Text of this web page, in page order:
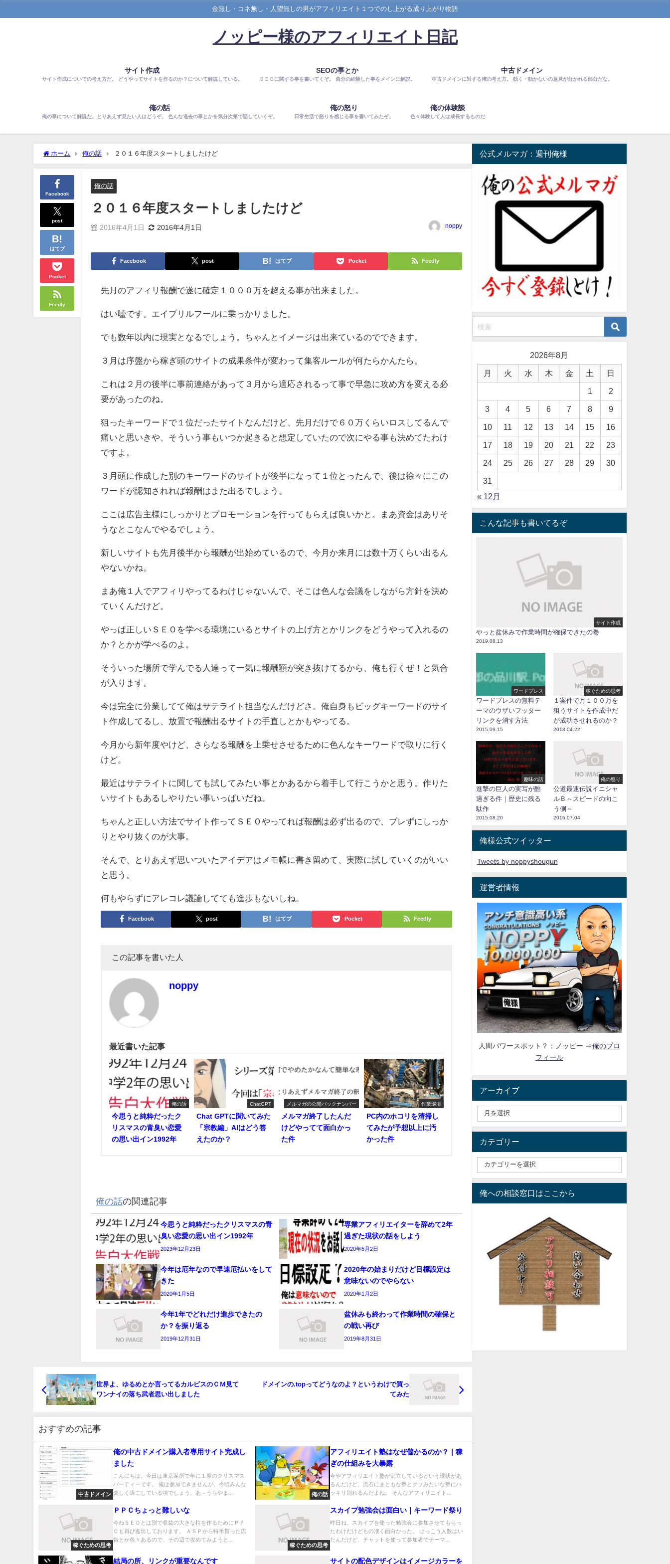
金無し・コネ無し・人望無しの男がアフィリエイト１つでのし上がる成り上がり物語
ノッピー様のアフィリエイト日記
サイト作成
サイト作成についての考え方だ。 どうやってサイトを作るのか？について解説している。
SEOの事とか
ＳＥＯに関する事を書いてくぞ。 自分の経験した事をメインに解説。
中古ドメイン
中古ドメインに対する俺の考え方。 効く・効かないの意見が分かれる部分だな。
俺の話
俺の事について解説だ。とりあえず見たい人はどうぞ。 色んな過去の事とかを気分次第で話していくぞ。
俺の怒り
日常生活で怒りを感じる事を書いてみたぞ。
俺の体験談
色々体験して人は成長するものだ
ホーム 俺の話 ２０１６年度スタートしましたけど
Facebook
post
はてブ
Pocket
Feedly
俺の話
２０１６年度スタートしましたけど
2016年4月1日 2016年4月1日 noppy
Facebook post はてブ Pocket Feedly
先月のアフィリ報酬で遂に確定１０００万を超える事が出来ました。
はい嘘です。エイプリルフールに乗っかりました。
でも数年以内に現実となるでしょう。ちゃんとイメージは出来ているのでできます。
３月は序盤から稼ぎ頭のサイトの成果条件が変わって集客ルールが何たらかんたら。
これは２月の後半に事前連絡があって３月から適応されるって事で早急に攻め方を変える必
要があったのね。
狙ったキーワードで１位だったサイトなんだけど、先月だけで６０万くらいロスしてるんで
痛いと思いきや、そういう事もいつか起きると想定していたので次にやる事も決めてたわけ
ですよ。
３月頭に作成した別のキーワードのサイトが後半になって１位とったんで、後は徐々にこの
ワードが認知されれば報酬はまた出るでしょう。
ここは広告主様にしっかりとプロモーションを行ってもらえば良いかと。まあ資金はありそ
うなとこなんでやるでしょう。
新しいサイトも先月後半から報酬が出始めているので、今月か来月には数十万くらい出るん
やないかね。
まあ俺１人でアフィリやってるわけじゃないんで、そこは色んな会議をしながら方針を決め
ていくんだけど。
やっぱ正しいＳＥＯを学べる環境にいるとサイトの上げ方とかリンクをどうやって入れるの
か？とかが学べるのよ。
そういった場所で学んでる人達って一気に報酬額が突き抜けてるから、俺も行くぜ！と気合
が入ります。
今は完全に分業してて俺はサテライト担当なんだけどさ。俺自身もビッグキーワードのサイ
ト作成してるし、放置で報酬出るサイトの手直しとかもやってる。
今月から新年度やけど、さらなる報酬を上乗せさせるために色んなキーワードで取りに行く
けど。
最近はサテライトに関しても試してみたい事とかあるから着手して行こうかと思う。作りた
いサイトもあるしやりたい事いっぱいだね。
ちゃんと正しい方法でサイト作ってＳＥＯやってれば報酬は必ず出るので、ブレずにしっか
りとやり抜くのが大事。
そんで、とりあえず思いついたアイデアはメモ帳に書き留めて、実際に試していくのがいい
と思う。
何もやらずにアレコレ議論してても進歩もないしね。
Facebook post はてブ Pocket Feedly
この記事を書いた人
noppy
最近書いた記事
俺の話
今思うと純粋だったク
リスマスの青臭い恋愛
の思い出イン1992年
ChatGPT
Chat GPTに聞いてみた
「宗教編」AIはどう答
えたのか？
メルマガの公開バックナンバー
メルマガ終了したんだ
けどやってて面白かっ
た件
作業環境
PC内のホコリを清掃し
てみたが予想以上に汚
かった件
俺の話の関連記事
今思うと純粋だったクリスマスの青
臭い恋愛の思い出イン1992年
2023年12月23日
専業アフィリエイターを辞めて2年
過ぎた現状の話をしよう
2020年5月2日
今年は厄年なので早速厄払いをして
きた
2020年1月5日
2020年の始まりだけど目標設定は
意味ないのでやらない
2020年1月2日
今年1年でどれだけ進歩できたの
か？を振り返る
2019年12月31日
盆休みも終わって作業時間の確保と
の戦い再び
2019年8月31日
世界よ、ゆるめとか言ってるカルピスのＣＭ見て
ワンナイの落ち武者思い出しました
ドメインの.topってどうなのよ？というわけで買っ
てみた
おすすめの記事
中古ドメイン
俺の中古ドメイン購入者専用サイト完成し
ました
こんにちは。今日は東京某所で年に１度のクリスマス
パーティーです。 俺は参加できませんが、今頃みんな
楽しく過ごしている頃でしょう。あ～うらやま...
俺の話
アフィリエイト塾はなぜ儲かるのか？｜稼
ぎの仕組みを大暴露
今やアフィリエイト塾が乱立しているという現状があ
るんだけど、流石にまともな塾とクソみたいな塾にハ
ッキリ別れるんだよね。 そんなアフィリエイト...
稼ぐための思考
ＰＰＣちょっと難しいな
今ねＳＥＯとは別で収益の大きな柱を作るためにＰＰ
Ｃも再び進出しております。 ＡＳＰから特単貰った広
告とか色々あるので、その辺で攻めてみようと...
稼ぐための思考
スカイプ勉強会は面白い｜キーワード祭り
昨日ね、スカイプを使った勉強会に参加させてもらっ
たわけだけどもの凄く面白かった。 けっこう人数はい
たんだけど、チャットを使って参加者でテーマ...
結局の所、リンクが重要なんです サイトの配色デザインはイメージカラーを
公式メルマガ：週刊俺様
2026年8月
月 火 水 木 金 土 日
1 2
3 4 5 6 7 8 9
10 11 12 13 14 15 16
17 18 19 20 21 22 23
24 25 26 27 28 29 30
31
« 12月
こんな記事も書いてるぞ
サイト作成
やっと盆休みで作業時間が確保できたの巻
2019.08.13
ワードプレス
ワードプレスの無料テ
ーマのウザいフッター
リンクを消す方法
2015.09.15
稼ぐための思考
１案件で月１００万を
狙うサイトを作成中だ
が成功させれるのか？
2018.04.22
趣味の話
進撃の巨人の実写が酷
過ぎる件｜歴史に残る
駄作
2015.08.20
俺の怒り
公道最速伝説イニシャ
ルＢ～スピードの向こ
う側～
2016.07.04
俺様公式ツイッター
Tweets by noppyshougun
運営者情報
人間パワースポット？：ノッピー ⇒俺のプロ
フィール
アーカイブ
カテゴリー
俺への相談窓口はここから